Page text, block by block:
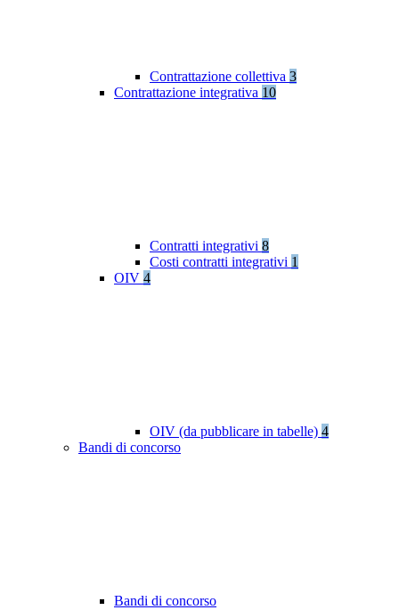
Contrattazione collettiva 3
Contrattazione integrativa 10
Contratti integrativi 8
Costi contratti integrativi 1
OIV 4
OIV (da pubblicare in tabelle) 4
Bandi di concorso
Bandi di concorso